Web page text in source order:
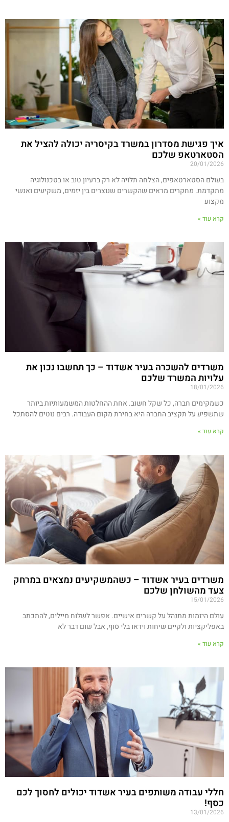
איך פגישת מסדרון במשרד בקיסריה יכולה להציל את
הסטארטאפ שלכם
20/01/2026
בעולם הסטארטאפים, הצלחה תלויה לא רק ברעיון טוב או בטכנולוגיה
מתקדמת. מחקרים מראים שהקשרים שנוצרים בין יזמים, משקיעים ואנשי
מקצוע
קרא עוד »
משרדים להשכרה בעיר אשדוד – כך תחשבו נכון את
עלויות המשרד שלכם
18/01/2026
כשמקימים חברה, כל שקל חשוב. אחת ההחלטות המשמעותיות ביותר
שתשפיע על תקציב החברה היא בחירת מקום העבודה. רבים נוטים להסתכל
קרא עוד »
משרדים בעיר אשדוד – כשהמשקיעים נמצאים במרחק
צעד מהשולחן שלכם
15/01/2026
עולם היזמות מתנהל על קשרים אישיים. אפשר לשלוח מיילים, להתכתב
באפליקציות ולקיים שיחות וידאו בלי סוף, אבל שום דבר לא
קרא עוד »
חללי עבודה משותפים בעיר אשדוד יכולים לחסוך לכם
כסף!
13/01/2026